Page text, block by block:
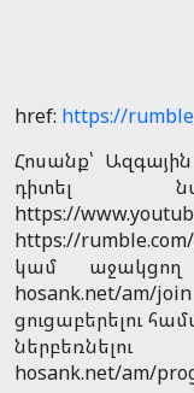
href: https://
Հոսանք՝
դիտել
https://
https://
կամ աջակցող
hosank.net/am/
ցուցաբերելու
hosank.net/am/